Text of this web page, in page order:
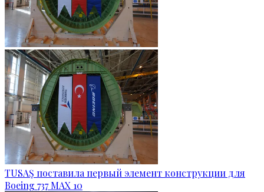
TUSAŞ поставила первый элемент конструкции для
Boeing 737 MAX 10